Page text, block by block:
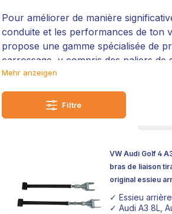
Pour améliorer de manière
conduite et les performances de ton
propose une gamme spécialisée de
carrossage, y compris des paliers de
réglables et des plaques de
Nos produits sont essentiels pour
souhaitent optimiser la dynamique de
et d'améliorer la maniabilité et la
Nous sommes conscients que,
de produits, des exigences
et nécessiter une solution
Mehr anzeigen
Filtre
VW Audi Golf 4
bras de liaison
original
✓ Essieu arrière
✓ Audi A3 8L,